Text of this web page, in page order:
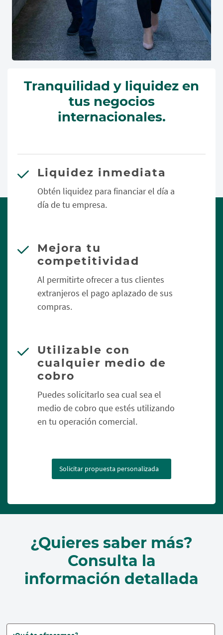
Tranquilidad y liquidez en
tus negocios
internacionales.
Liquidez inmediata
Obtén liquidez para financiar el día a
día de tu empresa.
Mejora tu
competitividad
Al permitirte ofrecer a tus clientes
extranjeros el pago aplazado de sus
compras.
Utilizable con
cualquier medio de
cobro
Puedes solicitarlo sea cual sea el
medio de cobro que estés utilizando
en tu operación comercial.
Solicitar propuesta personalizada
¿Quieres saber más?
Consulta la
información detallada